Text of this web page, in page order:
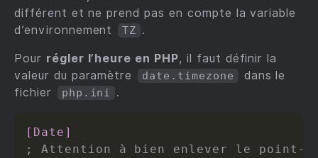
différent et ne prend pas en compte la variable
d’environnement
TZ .
Pour régler l’heure en PHP, il faut définir la
valeur du paramètre
date.timezone
dans le
fichier
php.ini .
[Date]
; Attention à bien enlever le point-